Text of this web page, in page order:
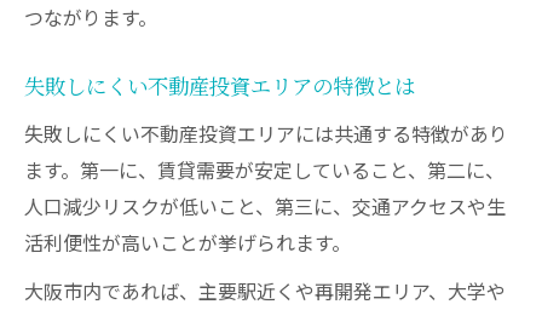
つながります。
失敗しにくい不動産投資エリアの特徴とは
失敗しにくい不動産投資エリアには共通する特徴があり
ます。第一に、賃貸需要が安定していること、第二に、
人口減少リスクが低いこと、第三に、交通アクセスや生
活利便性が高いことが挙げられます。
大阪市内であれば、主要駅近くや再開発エリア、大学や